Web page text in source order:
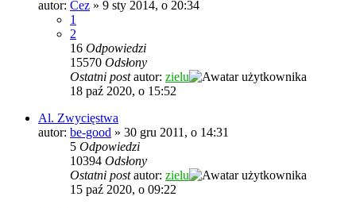
autor: Cez » 9 sty 2014, o 20:34
1
2
16 Odpowiedzi
15570 Odsłony
Ostatni postautor: zielu
18 paź 2020, o 15:52
Al. Zwycięstwa
autor: be-good » 30 gru 2011, o 14:31
5 Odpowiedzi
10394 Odsłony
Ostatni postautor: zielu
15 paź 2020, o 09:22